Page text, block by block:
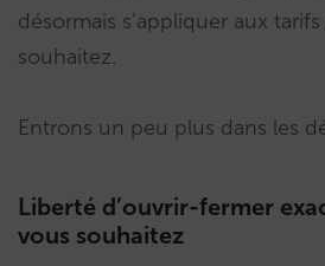
désormais s’appliquer aux
souhaitez.
Entrons un peu plus dans les
Liberté d’ouvrir-fermer
vous souhaitez